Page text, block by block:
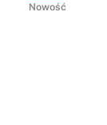
Nowość